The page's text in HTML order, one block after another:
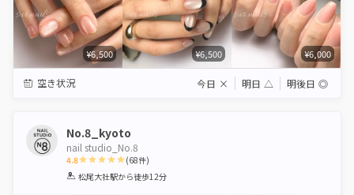
¥6,500 ¥6,500 ¥6,000
空き状況 今日 × 明日 △ 明後日 ◎
No.8_kyoto
nail studio_No.8
4.8
1 2 3 4 5
(68件)
松尾大社駅から徒歩12分